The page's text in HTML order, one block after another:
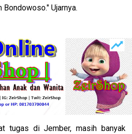
Bondowoso." Ujarnya.
tugas di Jember, masih banyak